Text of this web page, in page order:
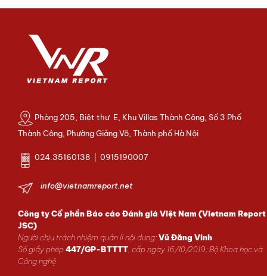
Phòng 205, Biệt thự E, Khu Villas Thành Công, Số 3 Phố
Thành Công, Phường Giảng Võ, Thành phố Hà Nội
024.35160138 | 0915190007
info@vietnamreport.net
Công ty Cổ phần Báo cáo Đánh giá Việt Nam (Vietnam Report
JSC)
Người chịu trách nhiệm quản lí nội dung:Vũ Đăng Vinh
Số giấy phép447/GP-BTTTT , cấp ngày 16/10/2019; Bộ Khoa học và
Công nghệ